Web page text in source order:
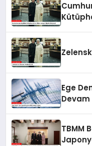
Ege
Devam
TBMM